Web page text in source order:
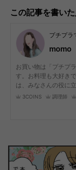
この記事を書いた
プチプラ
momo
お買い物は「プチプ
す。お料理も大好き
は、みなさんの役に
3COINS 調理師